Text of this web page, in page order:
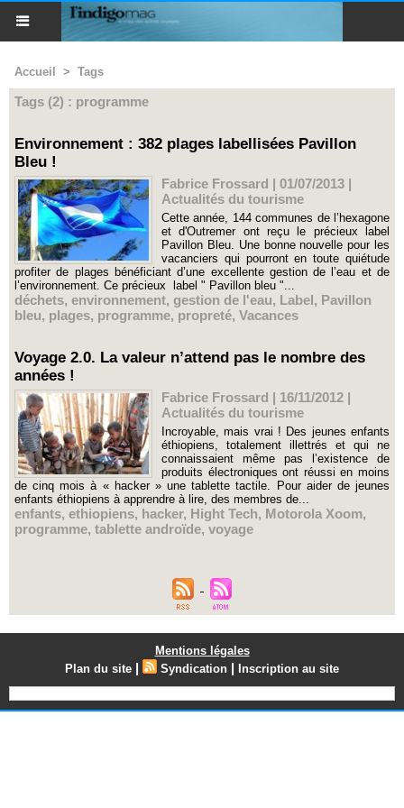
Accueil > Tags
Tags (2) : programme
Environnement : 382 plages labellisées Pavillon
Bleu !
Fabrice Frossard | 01/07/2013 |
Actualités du tourisme
Cette année, 144 communes de l’hexagone
et d'Outremer ont reçu le précieux label
Pavillon Bleu. Une bonne nouvelle pour les
vacanciers qui pourront en toute quiétude
profiter de plages bénéficiant d’une excellente gestion de l’eau et de
l’environnement. Ce précieux label " Pavillon bleu "...
déchets, environnement, gestion de l'eau, Label, Pavillon
bleu, plages, programme, propreté, Vacances
Voyage 2.0. La valeur n’attend pas le nombre des
années !
Fabrice Frossard | 16/11/2012 |
Actualités du tourisme
Incroyable, mais vrai ! Des jeunes enfants
éthiopiens, totalement illettrés et qui ne
connaissaient même pas l’existence de
produits électroniques ont réussi en moins
de cinq mois à « hacker » une tablette tactile. Pour aider de jeunes
enfants éthiopiens à apprendre à lire, des membres de...
enfants, ethiopiens, hacker, Hight Tech, Motorola Xoom,
programme, tablette androïde, voyage
Mentions légales
Plan du site | Syndication | Inscription au site